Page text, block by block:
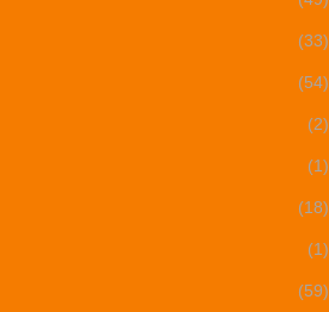
(33)
(54)
(2)
(1)
(18)
(1)
(59)